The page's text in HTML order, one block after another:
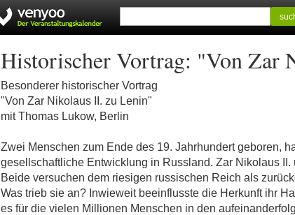
Historischer Vortrag: "Von Zar
Besonderer historischer Vortrag
"Von Zar Nikolaus II. zu Lenin"
mit Thomas Lukow, Berlin
Zwei Menschen zum Ende des 19. Jahrhundert geboren,
gesellschaftliche Entwicklung in Russland. Zar Nikolaus
Beide versuchen dem riesigen russischen Reich als
Was trieb sie an? Inwieweit beeinflusste die Herkunft ihr
es für die vielen Millionen Menschen in den